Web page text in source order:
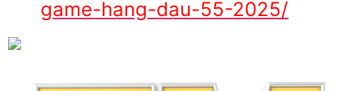
game-hang-dau-55-2025/